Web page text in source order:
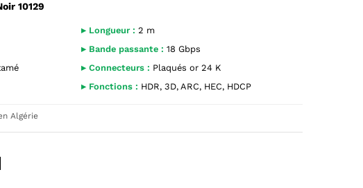
— YouShop DZ
2m Noir 10129 — YouShop DZ
10129
▸ Longueur : 2 m
▸ Bande passante : 18 Gbps
▸ Connecteurs : Plaqués or 24 K
▸ Fonctions : HDR, 3D, ARC, HEC, HDCP
Algérie